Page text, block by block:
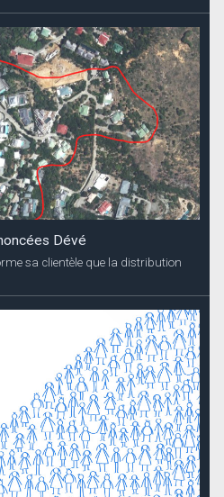
Dévé
sa clientèle que la distribution